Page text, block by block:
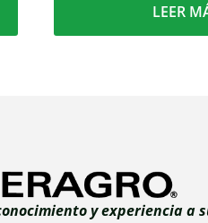
LEER
y experiencia a